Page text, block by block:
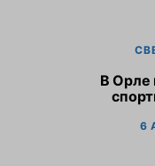
В Орле
6